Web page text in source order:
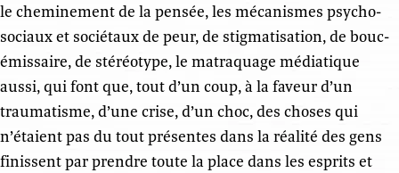
le cheminement de la pensée, les mécanismes psycho-
sociaux et sociétaux de peur, de stigmatisation, de bouc-
émissaire, de stéréotype, le matraquage médiatique
aussi, qui font que, tout d’un coup, à la faveur d’un
traumatisme, d’une crise, d’un choc, des choses qui
n’étaient pas du tout présentes dans la réalité des gens
finissent par prendre toute la place dans les esprits et